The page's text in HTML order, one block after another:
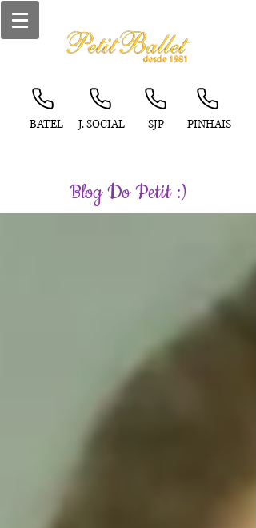
BATEL J. SOCIAL SJP PINHAIS
Blog Do Petit :)